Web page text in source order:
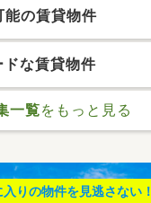
能の賃貸物件
な賃貸物件
一覧をもっと見る
入りの物件を見逃さない！